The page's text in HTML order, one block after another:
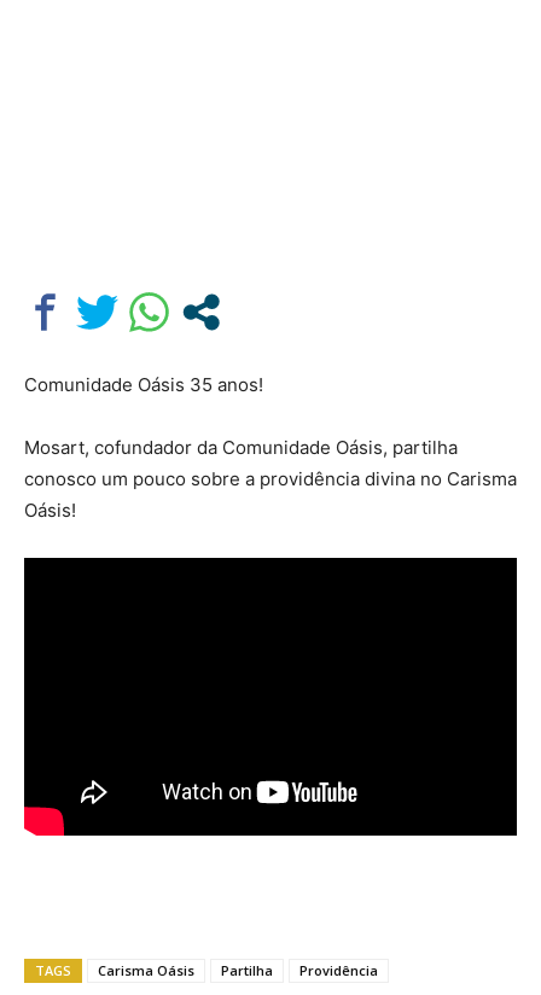
Comunidade Oásis 35 anos!
Mosart, cofundador da Comunidade Oásis, partilha
conosco um pouco sobre a providência divina no Carisma
Oásis!
TAGS Carisma Oásis Partilha Providência